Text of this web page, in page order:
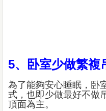
5、卧室少做繁複
為了能夠安心睡眠，卧
式，也即少做最好不做
頂面為主。